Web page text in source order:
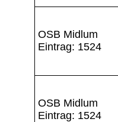
OSB Midlum
Eintrag: 1524
OSB Midlum
Eintrag: 1524